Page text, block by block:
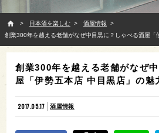
日本酒を楽しむ
酒屋情報
創業300年を越える老舗がなぜ中目黒に？しゃべる酒屋「
創業300年を越える老舗がなぜ
屋「伊勢五本店 中目黒店」の魅
2017.05.17 酒屋情報